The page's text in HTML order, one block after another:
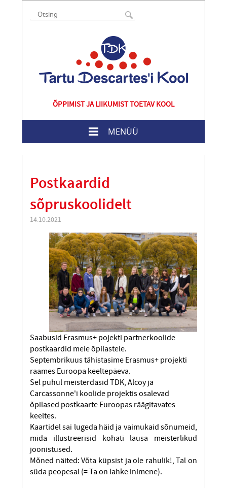
ÕPPIMIST JA LIIKUMIST TOETAV KOOL
MENÜÜ
Postkaardid
sõpruskoolidelt
14.10.2021
Saabusid Erasmus+ pojekti partnerkoolide
postkaardid meie õpilastele.
Septembrikuus tähistasime Erasmus+ projekti
raames Euroopa keeltepäeva.
Sel puhul meisterdasid TDK, Alcoy ja
Carcassonne'i koolide projektis osalevad
õpilased postkaarte Euroopas räägitavates
keeltes.
Kaartidel sai lugeda häid ja vaimukaid sõnumeid,
mida illustreerisid kohati lausa meisterlikud
joonistused.
Mõned näited: Võta küpsist ja ole rahulik!, Tal on
süda peopesal (= Ta on lahke inimene).